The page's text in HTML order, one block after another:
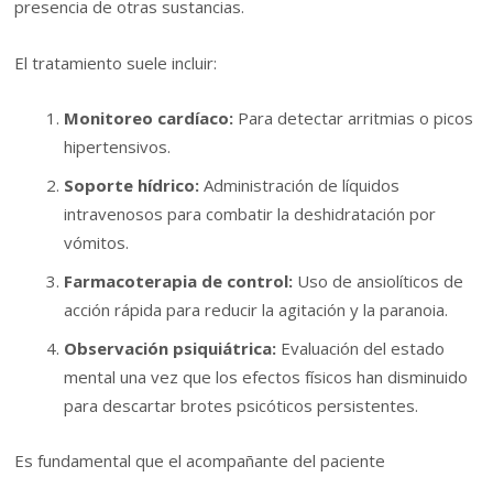
presencia de otras sustancias.
El tratamiento suele incluir:
Monitoreo cardíaco: Para detectar arritmias o picos
hipertensivos.
Soporte hídrico: Administración de líquidos
intravenosos para combatir la deshidratación por
vómitos.
Farmacoterapia de control: Uso de ansiolíticos de
acción rápida para reducir la agitación y la paranoia.
Observación psiquiátrica: Evaluación del estado
mental una vez que los efectos físicos han disminuido
para descartar brotes psicóticos persistentes.
Es fundamental que el acompañante del paciente